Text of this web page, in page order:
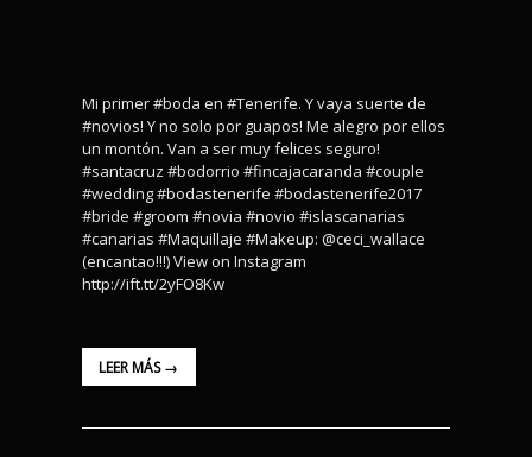
Mi primer #boda en #Tenerife. Y vaya suerte de
#novios! Y no solo por guapos! Me alegro por ellos
un montón. Van a ser muy felices seguro!
#santacruz #bodorrio #fincajacaranda #couple
#wedding #bodastenerife #bodastenerife2017
#bride #groom #novia #novio #islascanarias
#canarias #Maquillaje #Makeup: @ceci_wallace
(encantao!!!) View on Instagram
http://ift.tt/2yFO8Kw
LEER MÁS →